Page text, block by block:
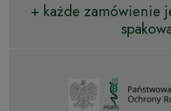
+ każde zamówienie